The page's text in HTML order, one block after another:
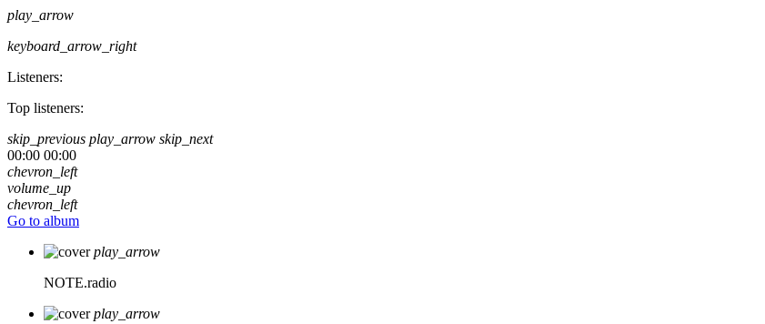
play_arrow
keyboard_arrow_right
Listeners:
Top listeners:
skip_previous play_arrow skip_next
00:00 00:00
chevron_left
volume_up
chevron_left
Go to album
play_arrow
NOTE.radio
play_arrow